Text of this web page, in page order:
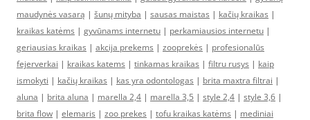
maudynės vasarą | šunų mityba | sausas maistas | kačių kraikas |
kraikas katėms | gyvūnams internetu | perkamiausios internetu |
geriausias kraikas | akcija prekems | zooprekės | profesionalūs
fejerverkai | kraikas katems | tinkamas kraikas | filtru rusys | kaip
ismokyti | kačių kraikas | kas yra odontologas | brita maxtra filtrai |
aluna | brita aluna | marella 2,4 | marella 3,5 | style 2,4 | style 3,6 |
brita flow | elemaris | zoo prekes | tofu kraikas katėms | mediniai